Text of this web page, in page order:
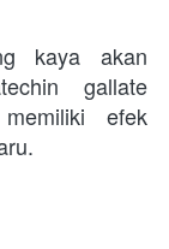
kaya akan
gallate
efek